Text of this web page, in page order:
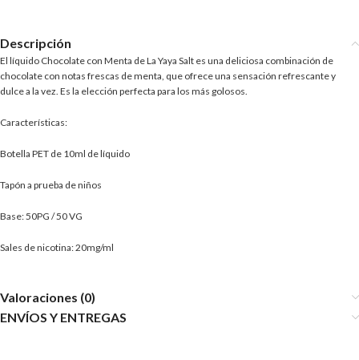
Descripción
El líquido Chocolate con Menta de La Yaya Salt es una deliciosa combinación de
chocolate con notas frescas de menta, que ofrece una sensación refrescante y
dulce a la vez. Es la elección perfecta para los más golosos.
Características:
Botella PET de 10ml de líquido
Tapón a prueba de niños
Base: 50PG / 50 VG
Sales de nicotina: 20mg/ml
Valoraciones (0)
ENVÍOS Y ENTREGAS